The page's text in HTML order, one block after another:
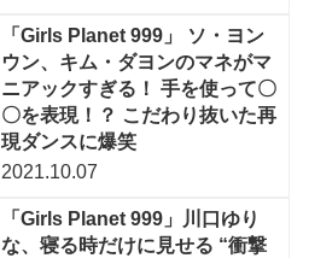
「Girls Planet 999」 ソ・ヨン
ウン、キム・ダヨンのマネがマ
ニアックすぎる！ 手を使って〇
〇を表現！？ こだわり抜いた再
現ダンスに爆笑
2021.10.07
「Girls Planet 999」川口ゆり
な、寝る時だけに見せる “衝撃